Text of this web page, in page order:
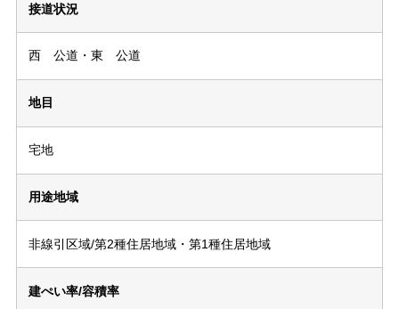
接道状況
西 公道・東 公道
地目
宅地
用途地域
非線引区域/第2種住居地域・第1種住居地域
建ぺい率/容積率